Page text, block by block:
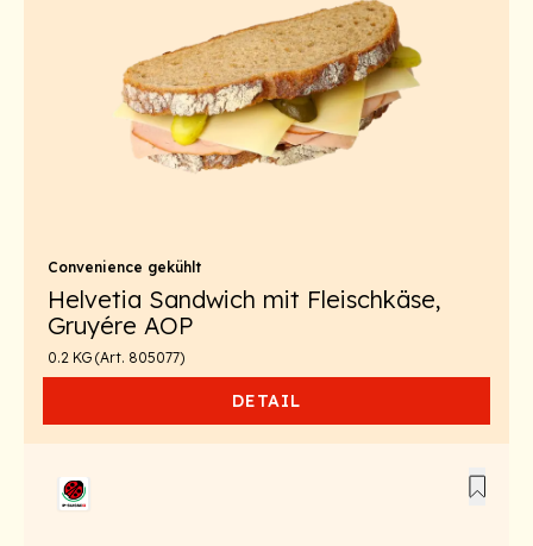
Convenience gekühlt
Helvetia Sandwich mit Fleischkäse,
Gruyére AOP
0.2 KG (Art. 805077)
DETAIL